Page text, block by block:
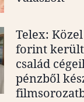
Telex:
forint került
család
pénzből